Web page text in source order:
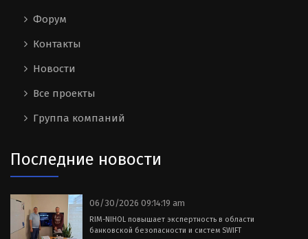
Форум
Контакты
Новости
Все проекты
Группа компаний
Последние новости
06/30/2026 09:14:19 am
RIM-NIHOL повышает экспертность в области
банковской безопасности и систем SWIFT